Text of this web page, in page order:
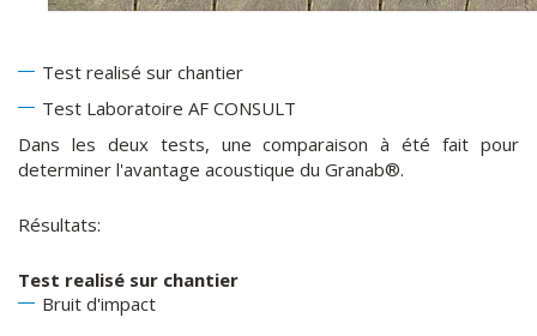
Test realisé sur chantier
Test Laboratoire AF CONSULT
Dans les deux tests, une comparaison à été fait pour
determiner l'avantage acoustique du Granab®.
Résultats:
Test realisé sur chantier
Bruit d'impact